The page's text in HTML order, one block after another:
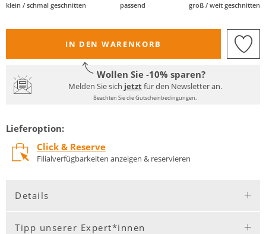
klein / schmal geschnitten passend groß / weit geschnitten
IN DEN WARENKORB
Wollen Sie -10% sparen?
Melden Sie sich jetztfür den Newsletter an.
Beachten Sie die Gutscheinbedingungen.
Lieferoption:
Click & Reserve
Filialverfügbarkeiten anzeigen & reservieren
Details
Tipp unserer Expert*innen